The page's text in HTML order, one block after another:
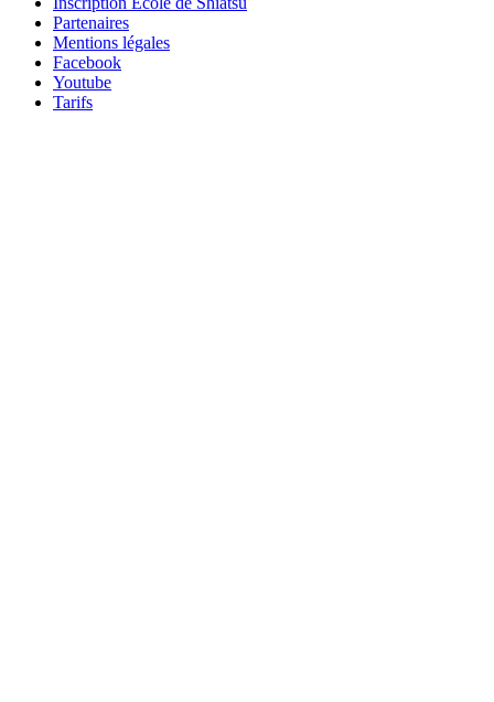
Partenaires
Mentions légales
Facebook
Youtube
Tarifs